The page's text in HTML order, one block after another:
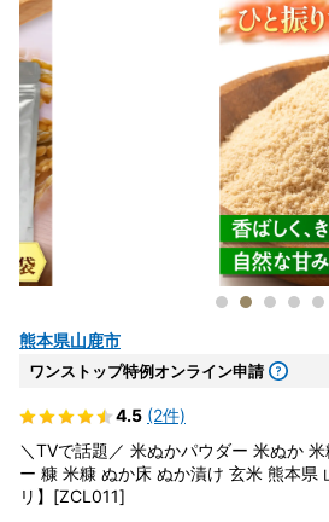
熊本県山鹿市
ワンストップ特例オンライン申請
4.5 (2件)
＼TVで話題／ 米ぬかパウダー 米ぬか
ー 糠 米糠 ぬか床 ぬか漬け 玄米 熊本県
リ】[ZCL011]